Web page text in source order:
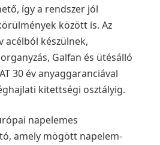
így a rendszer jól
között is. Az
acélból készülnek,
Galfan és ütésálló
30 év anyaggaranciával
kitettségi osztályig.
napelemes
amely mögött napelem-